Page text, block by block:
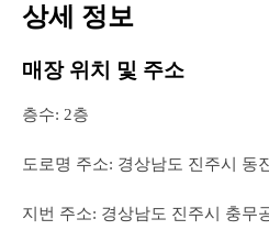
상세 정보
매장 위치 및 주소
층수: 2층
도로명 주소: 경상남도 진주시 동
지번 주소: 경상남도 진주시 충무